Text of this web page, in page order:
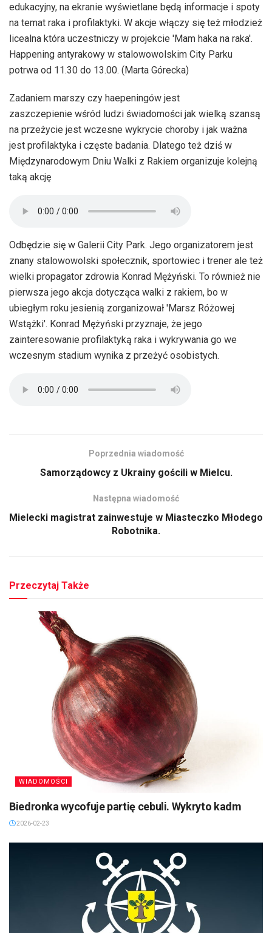
edukacyjny, na ekranie wyświetlane będą informacje i spoty
na temat raka i profilaktyki. W akcje włączy się też młodzież
licealna która uczestniczy w projekcie 'Mam haka na raka'.
Happening antyrakowy w stalowowolskim City Parku
potrwa od 11.30 do 13.00. (Marta Górecka)
Zadaniem marszy czy haepeningów jest
zaszczepienie wśród ludzi świadomości jak wielką szansą
na przeżycie jest wczesne wykrycie choroby i jak ważna
jest profilaktyka i częste badania. Dlatego też dziś w
Międzynarodowym Dniu Walki z Rakiem organizuje kolejną
taką akcję
Odbędzie się w Galerii City Park. Jego organizatorem jest
znany stalowowolski społecznik, sportowiec i trener ale też
wielki propagator zdrowia Konrad Mężyński. To również nie
pierwsza jego akcja dotycząca walki z rakiem, bo w
ubiegłym roku jesienią zorganizował 'Marsz Różowej
Wstążki'. Konrad Mężyński przyznaje, że jego
zainteresowanie profilaktyką raka i wykrywania go we
wczesnym stadium wynika z przeżyć osobistych.
Poprzednia wiadomość
Samorządowcy z Ukrainy gościli w Mielcu.
Następna wiadomość
Mielecki magistrat zainwestuje w Miasteczko Młodego
Robotnika.
Przeczytaj Także
WIADOMOŚCI
Biedronka wycofuje partię cebuli. Wykryto kadm
2026-02-23